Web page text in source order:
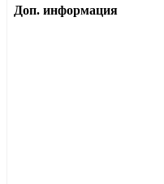
Доп. информация